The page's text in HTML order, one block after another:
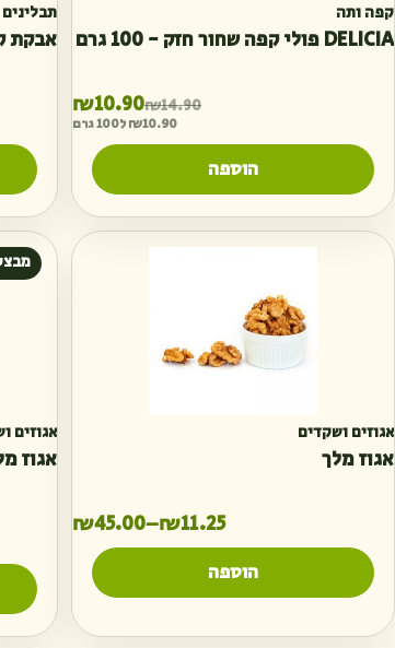
קפה ותה
DELICIA פולי קפה שחור חזק - 100 גרם
₪14.90 המחיר₪10.90 המחיר הנוכחי
₪10.90 ל100 גרם
הוספה
תבלינים
אבקת קקאו
אגוזים ושקדים
אגוז מלך
₪11.25
–
₪45.00
טווח מחירים: ⁦₪11.25⁩ עד
הוספה
אגוזים
אגוז